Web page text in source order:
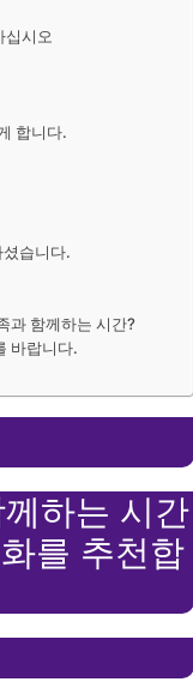
십시오
합니다.
습니다.
과 함께하는 시간?
바랍니다.
하는 시간
를 추천합